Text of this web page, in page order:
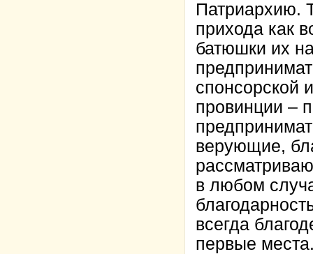
Патриархию.
прихода как
батюшки их
спонсорской
провинции –
верующие,
в любом
всегда
первые